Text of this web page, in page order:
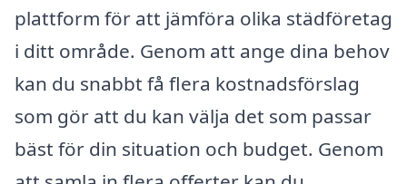
plattform för att jämföra olika städföretag
i ditt område. Genom att ange dina behov
kan du snabbt få flera kostnadsförslag
som gör att du kan välja det som passar
bäst för din situation och budget. Genom